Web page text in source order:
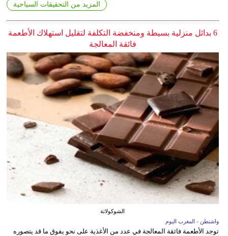
المزيد من التحقيقات السياحية
6 بدائل منزلية بسيطة ومنخفضة التكلفة لتقليل استهلاك الأطعمة
فائقة المعالجة
الشوكولاتة
واشنطن - المغرب اليوم
توجد الأطعمة فائقة المعالجة في عدد من الأغذية على نحو يفوق ما قد يتصوره